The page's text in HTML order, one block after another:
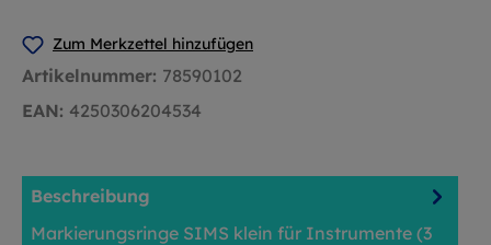
Zum Merkzettel hinzufügen
Artikelnummer: 78590102
EAN: 4250306204534
Beschreibung
Markierungsringe SIMS klein für Instrumente (3